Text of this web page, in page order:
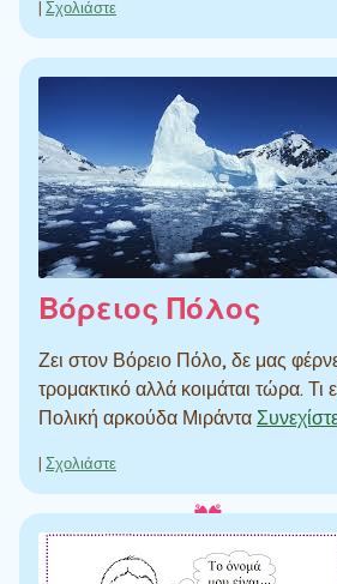
| Σχολιάστε
Βόρειος Πόλος
Ζει στον Βόρειο Πόλο, δε μας
τρομακτικό αλλά κοιμάται τώρα. Τι
Πολική αρκούδα Μιράντα
| Σχολιάστε